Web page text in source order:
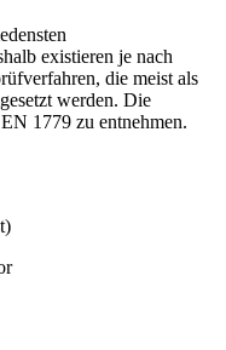
existieren je nach
die meist als
werden. Die
1779 zu entnehmen.